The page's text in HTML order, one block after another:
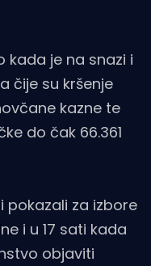
kada je na snazi i
čije su kršenje
kazne te
do čak 66.361
pokazali za izbore
i u 17 sati kada
objaviti